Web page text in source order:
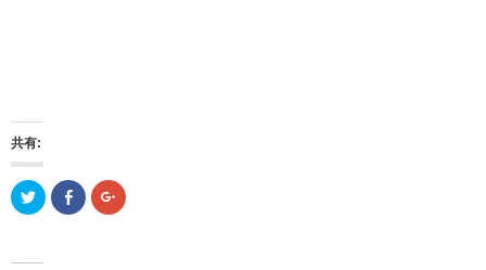
共有:
ク
リ
て
F
a
ク
リ